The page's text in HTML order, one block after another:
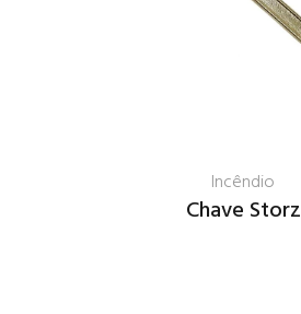
Incêndio
Chave Storz